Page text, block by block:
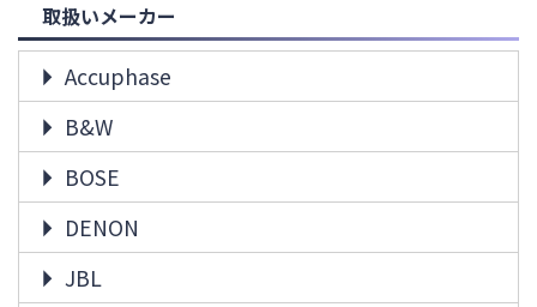
取扱いメーカー
Accuphase
B&W
BOSE
DENON
JBL